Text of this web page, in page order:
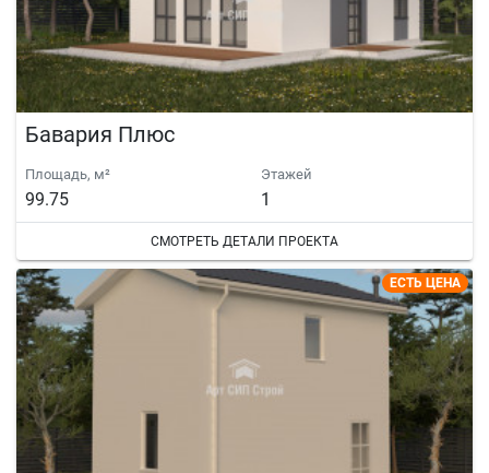
Бавария Плюс
Площадь, м²
99.75
Этажей
1
СМОТРЕТЬ ДЕТАЛИ ПРОЕКТА
ЕСТЬ ЦЕНА